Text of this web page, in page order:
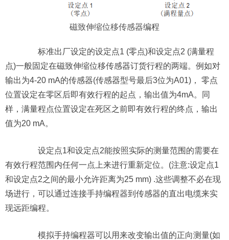
磁致伸缩位移传感器编程
标准出厂设定的设定点1 (零点)和设定点2 (满量程
点)一般固定在磁致伸缩位移传感器订货行程的两端。例如对
输出为4-20 mA的传感器(传感器型号最后3位为A01)， 零点
位置设定在零区后即有效行程的起点，输出值为4mA。同
样，满量程点位置设定在死区之前即有效行程的终点，输出
值为20 mA。
设定点1和设定点2能按照实际的测量范围的需要在
有效行程范围内任何一点上来进行重新定位。(注意:设定点1
和设定点2之间的最小允许距离为25 mm) .这些调整不必在现
场进行，可以通过连接手持编程器到传感器的直出电缆来实
现远距编程。
模拟手持编程器可以用来改变输出值的正向测量(如